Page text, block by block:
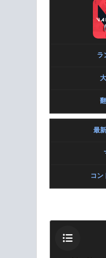
ラ
最
コン